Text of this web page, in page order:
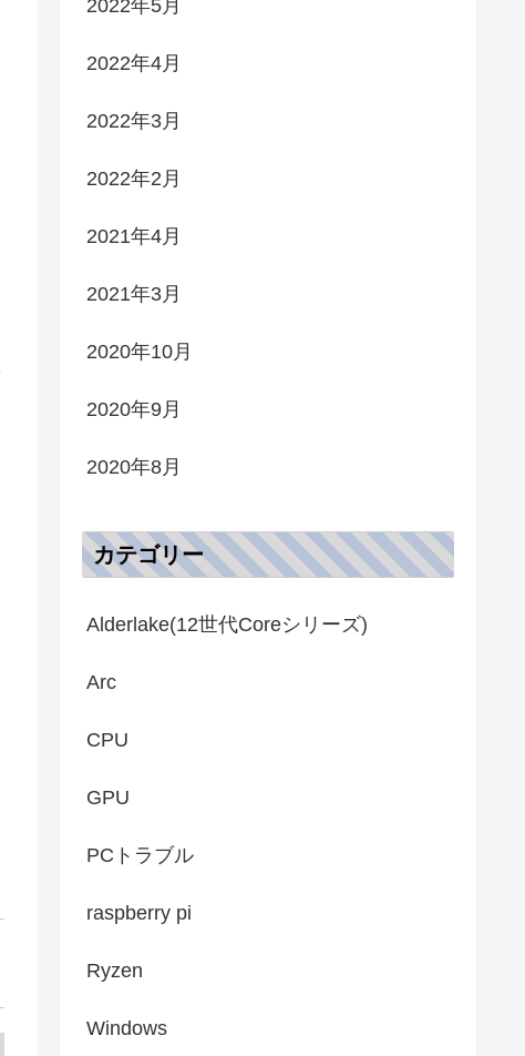
2022年5月
2022年4月
2022年3月
2022年2月
2021年4月
2021年3月
2020年10月
2020年9月
2020年8月
カテゴリー
Alderlake(12世代Coreシリーズ)
Arc
CPU
GPU
PCトラブル
raspberry pi
Ryzen
Windows